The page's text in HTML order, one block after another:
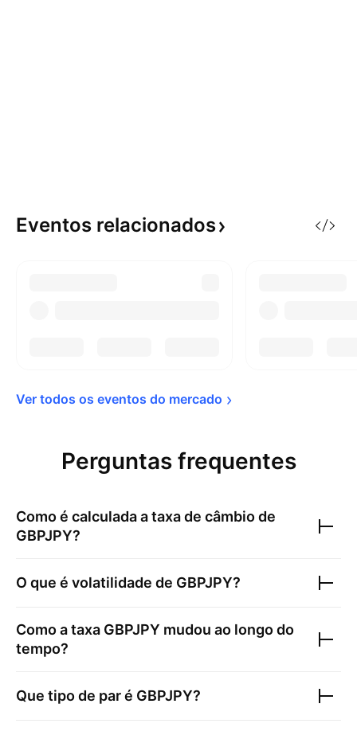
Eventos relacionados
Ver todos os eventos do mercado
Perguntas frequentes
Como é calculada a taxa de câmbio de
GBPJPY?
O que é volatilidade de GBPJPY?
Como a taxa GBPJPY mudou ao longo do
tempo?
Que tipo de par é GBPJPY?